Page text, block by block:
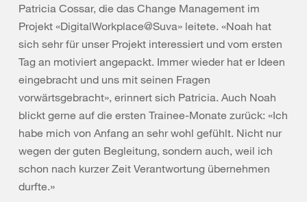
Patricia Cossar, die das Change Management im
Projekt «DigitalWorkplace@Suva» leitete. «Noah hat
sich sehr für unser Projekt interessiert und vom ersten
Tag an motiviert angepackt. Immer wieder hat er Ideen
eingebracht und uns mit seinen Fragen
vorwärtsgebracht», erinnert sich Patricia. Auch Noah
blickt gerne auf die ersten Trainee-Monate zurück: «Ich
habe mich von Anfang an sehr wohl gefühlt. Nicht nur
wegen der guten Begleitung, sondern auch, weil ich
schon nach kurzer Zeit Verantwortung übernehmen
durfte.»